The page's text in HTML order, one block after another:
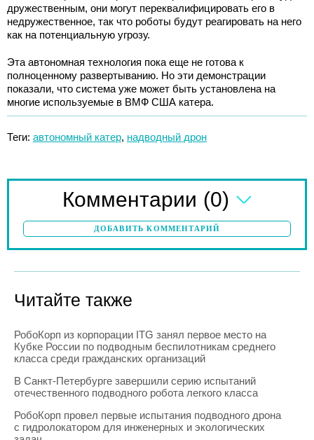
дружественным, они могут переквалифицировать его в
недружественное, так что роботы будут реагировать на него
как на потенциальную угрозу.
Эта автономная технология пока еще не готова к
полноценному развертыванию. Но эти демонстрации
показали, что система уже может быть установлена на
многие используемые в ВМФ США катера.
Теги: автономный катер, надводный дрон
Комментарии (0)
ДОБАВИТЬ КОММЕНТАРИЙ
Читайте также
РобоКорп из корпорации ITG занял первое место на
Кубке России по подводным беспилотникам среднего
класса среди гражданских организаций
В Санкт-Петербурге завершили серию испытаний
отечественного подводного робота легкого класса
РобоКорп провел первые испытания подводного дрона
с гидролокатором для инженерных и экологических